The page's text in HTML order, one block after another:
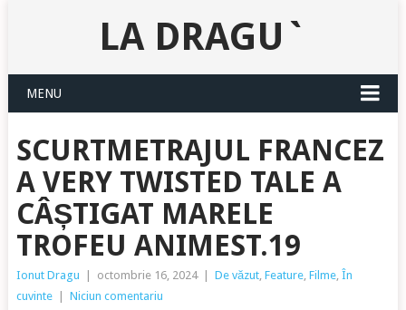
LA DRAGU`
MENU
SCURTMETRAJUL FRANCEZ
A VERY TWISTED TALE A
CÂȘTIGAT MARELE
TROFEU ANIMEST.19
Ionut Dragu octombrie 16, 2024 De văzut, Feature, Filme, În
cuvinte
Niciun comentariu